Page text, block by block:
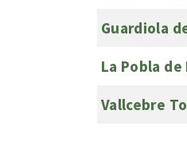
Guardiola
La Pobla
Vallcebre